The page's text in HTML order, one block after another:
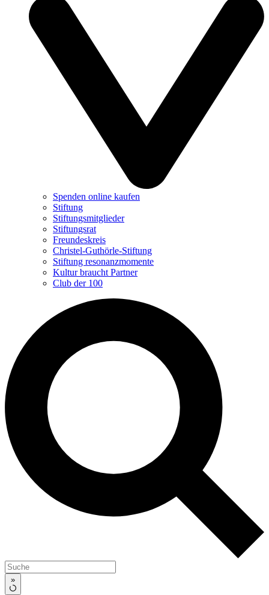
Spenden online kaufen
Stiftung
Stiftungsmitglieder
Stiftungsrat
Freundeskreis
Christel-Guthörle-Stiftung
Stiftung resonanzmomente
Kultur braucht Partner
Club der 100
»